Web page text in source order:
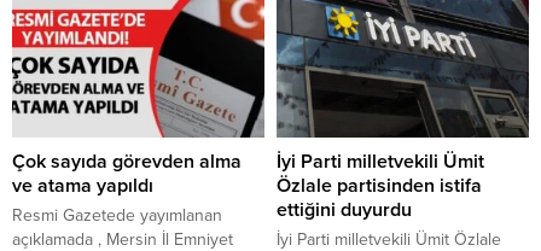
yapılan yeni düzenlemelerle ilgili
görüşü sorulan Tekin, tüm bu
taleplerin öğretmenlerden
geldiğini anlattı. Yusuf Tekin, “Bir
yılın sonunda devamsızlıkta çok
ciddi mesafe katettik. Yani yüzde
30’a yakın devamsızlık
oranlarında azalma ortaya çıktı.”
diye...
buluşturmaya devam ediyor.
Keçiören Fatih Köprüsü’ndeki
çalışmalar ile ilgili sosyal medya
hesaplarından paylaşımda
bulunan Mansur Yavaş, “Keçiören
Fatih Köprüsü’nde oluşan trafiğe
son vermekte kararlıyız.
Bölgedeki 4 şeritli yol genişletme
projemizin protokolü
imzalanmazsa alternatif 2,5
Çok sayıda görevden alma
ve atama yapıldı
Resmi Gazetede yayımlanan
açıklamada , Mersin İl Emniyet
İyi Parti milletvekili Ümit
Özlale partisinden istifa
ettiğini duyurdu
İyi Parti milletvekili Ümit Özlale